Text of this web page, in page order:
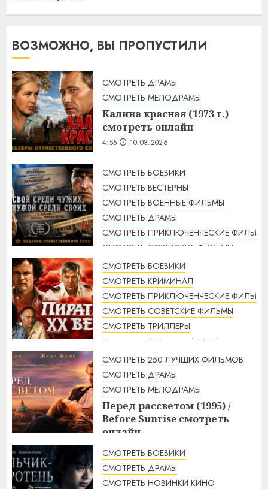
ВОЗМОЖНО, ВЫ ПРОПУСТИЛИ
СМОТРЕТЬ ДРАМЫ
СМОТРЕТЬ МЕЛОДРАМЫ
Калина красная (1973 г.)
смотреть онлайн
4:55 10.08.2026
СМОТРЕТЬ БОЕВИКИ
СМОТРЕТЬ ВЕСТЕРНЫ
СМОТРЕТЬ ВОЕННЫЕ ФИЛЬМЫ
СМОТРЕТЬ ДРАМЫ
СМОТРЕТЬ ПРИКЛЮЧЕНЧЕСКИЕ ФИЛЬМЫ
СМОТРЕТЬ СОВЕТСКИЕ ФИЛЬМЫ
СМОТРЕТЬ ТРИЛЛЕРЫ
Свой среди чужих, чужой
среди своих (1974 г.)
смотреть онлайн
4:33 10.08.2026
СМОТРЕТЬ БОЕВИКИ
СМОТРЕТЬ КРИМИНАЛ
СМОТРЕТЬ ПРИКЛЮЧЕНЧЕСКИЕ ФИЛЬМЫ
СМОТРЕТЬ СОВЕТСКИЕ ФИЛЬМЫ
СМОТРЕТЬ ТРИЛЛЕРЫ
Пираты ХХ века (1979)
смотреть онлайн
3:23 10.08.2026
СМОТРЕТЬ 250 ЛУЧШИХ ФИЛЬМОВ
СМОТРЕТЬ ДРАМЫ
СМОТРЕТЬ МЕЛОДРАМЫ
Перед рассветом (1995) /
Before Sunrise смотреть
онлайн
3:10 10.08.2026
СМОТРЕТЬ БОЕВИКИ
СМОТРЕТЬ ДРАМЫ
СМОТРЕТЬ НОВИНКИ КИНО